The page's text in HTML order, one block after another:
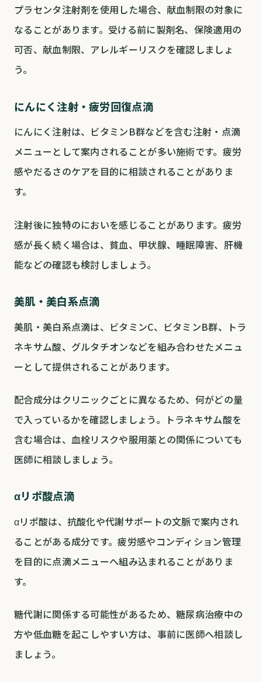
プラセンタ注射剤を使用した場合、献血制限の対象に
なることがあります。受ける前に製剤名、保険適用の
可否、献血制限、アレルギーリスクを確認しましょ
う。
にんにく注射・疲労回復点滴
にんにく注射は、ビタミンB群などを含む注射・点滴
メニューとして案内されることが多い施術です。疲労
感やだるさのケアを目的に相談されることがありま
す。
注射後に独特のにおいを感じることがあります。疲労
感が長く続く場合は、貧血、甲状腺、睡眠障害、肝機
能などの確認も検討しましょう。
美肌・美白系点滴
美肌・美白系点滴は、ビタミンC、ビタミンB群、トラ
ネキサム酸、グルタチオンなどを組み合わせたメニュ
ーとして提供されることがあります。
配合成分はクリニックごとに異なるため、何がどの量
で入っているかを確認しましょう。トラネキサム酸を
含む場合は、血栓リスクや服用薬との関係についても
医師に相談しましょう。
αリポ酸点滴
αリポ酸は、抗酸化や代謝サポートの文脈で案内され
ることがある成分です。疲労感やコンディション管理
を目的に点滴メニューへ組み込まれることがありま
す。
糖代謝に関係する可能性があるため、糖尿病治療中の
方や低血糖を起こしやすい方は、事前に医師へ相談し
ましょう。